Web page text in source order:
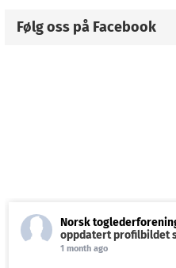
Følg oss på Facebook
Norsk
oppdatert profilbildet
1 month ago